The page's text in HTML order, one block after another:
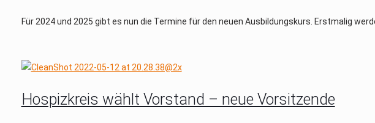
Für 2024 und 2025 gibt es nun die Termine für den neuen Ausbildungskurs. Erstmalig
Hospizkreis wählt Vorstand – neue Vorsitzende